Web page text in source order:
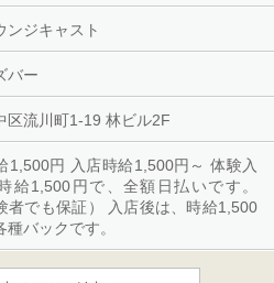
方の方も安心ですのでお気軽にい
ださい 提携託児所もあるので、お子
っしゃる方でも安心してお仕事し
けます。 寮が必要な方も家具家電完
が決まれば即日入居可能です！！
ンジキャスト
バー
区流川町1-19 林ビル2F
1,500円 入店時給1,500円～ 体験入
給1,500円で、全額日払いです。
者でも保証） 入店後は、時給1,500
種バックです。